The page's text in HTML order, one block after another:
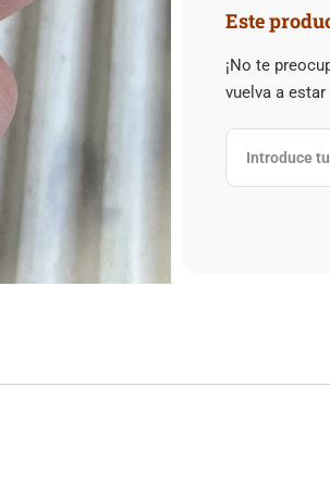
Este
¡No te
vuelva a